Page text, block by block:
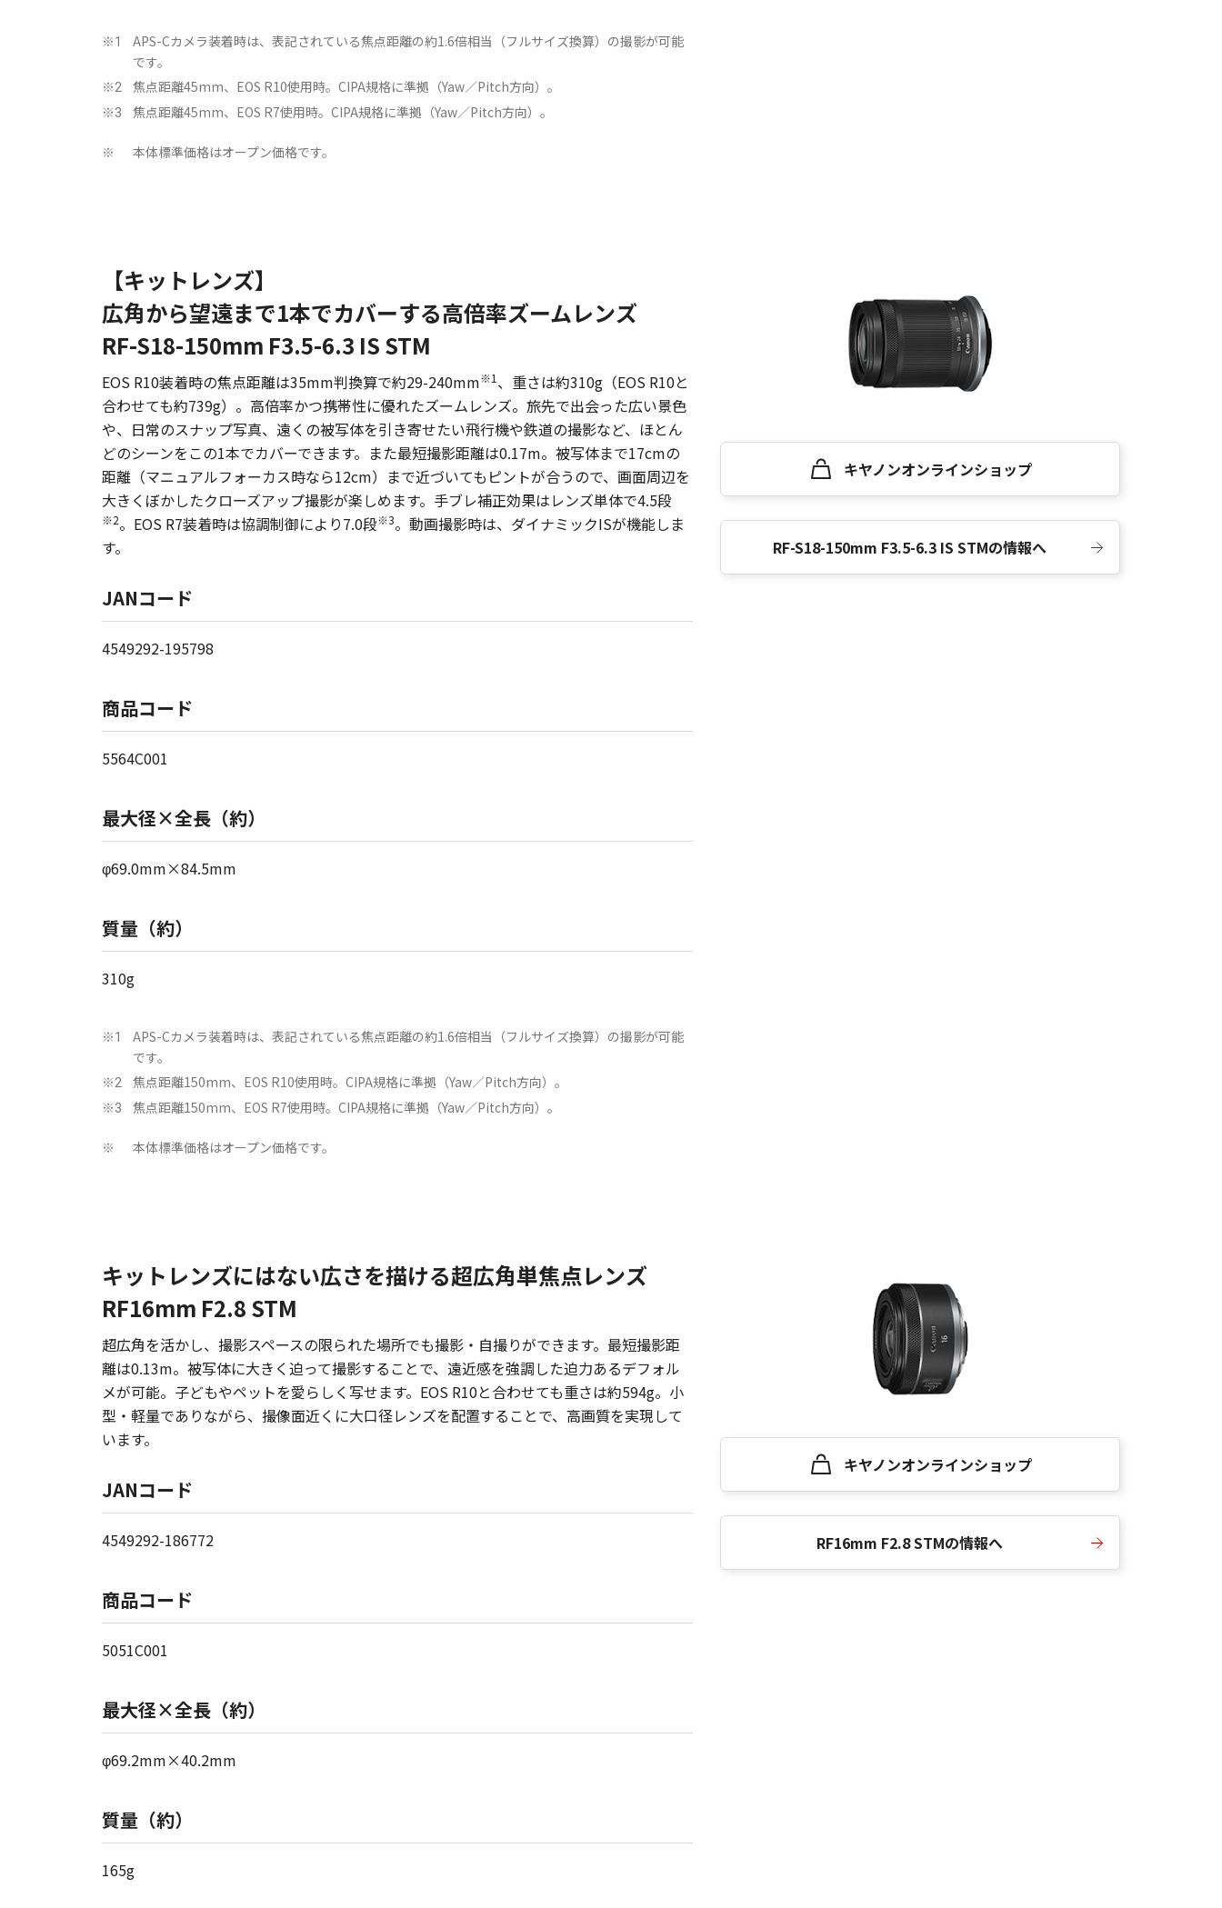
※1
APS-Cカメラ装着時は、表記されている焦点距離の約1.6倍相当（フルサイズ換算）の撮影が可能
です。
※2 焦点距離45mm、EOS R10使用時。CIPA規格に準拠（Yaw／Pitch方向）。
※3 焦点距離45mm、EOS R7使用時。CIPA規格に準拠（Yaw／Pitch方向）。
※ 本体標準価格はオープン価格です。
【キットレンズ】
広角から望遠まで1本でカバーする高倍率ズームレンズ
RF-S18-150mm F3.5-6.3 IS STM
EOS R10装着時の焦点距離は35mm判換算で約29-240mm※1 、重さは約310g（EOS R10と
合わせても約739g）。高倍率かつ携帯性に優れたズームレンズ。旅先で出会った広い景色
や、日常のスナップ写真、遠くの被写体を引き寄せたい飛行機や鉄道の撮影など、ほとん
どのシーンをこの1本でカバーできます。また最短撮影距離は0.17m。被写体まで17cmの
距離（マニュアルフォーカス時なら12cm）まで近づいてもピントが合うので、画面周辺を
大きくぼかしたクローズアップ撮影が楽しめます。手ブレ補正効果はレンズ単体で4.5段
※2。EOS R7装着時は協調制御により7.0段※3。動画撮影時は、ダイナミックISが機能しま
す。
JANコード
4549292-195798
商品コード
5564C001
最大径×全長（約）
φ69.0mm×84.5mm
質量（約）
310g
※1
APS-Cカメラ装着時は、表記されている焦点距離の約1.6倍相当（フルサイズ換算）の撮影が可能
です。
※2 焦点距離150mm、EOS R10使用時。CIPA規格に準拠（Yaw／Pitch方向）。
※3 焦点距離150mm、EOS R7使用時。CIPA規格に準拠（Yaw／Pitch方向）。
※ 本体標準価格はオープン価格です。
キヤノンオンラインショップ
RF-S18-150mm F3.5-6.3 IS STMの情報へ
キットレンズにはない広さを描ける超広角単焦点レンズ
RF16mm F2.8 STM
超広角を活かし、撮影スペースの限られた場所でも撮影・自撮りができます。最短撮影距
離は0.13m。被写体に大きく迫って撮影することで、遠近感を強調した迫力あるデフォル
メが可能。子どもやペットを愛らしく写せます。EOS R10と合わせても重さは約594g。小
型・軽量でありながら、撮像面近くに大口径レンズを配置することで、高画質を実現して
います。
JANコード
4549292-186772
商品コード
5051C001
最大径×全長（約）
φ69.2mm×40.2mm
質量（約）
165g
キヤノンオンラインショップ
RF16mm F2.8 STMの情報へ